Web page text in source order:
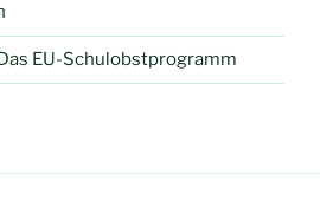
EU-Schulobstprogramm